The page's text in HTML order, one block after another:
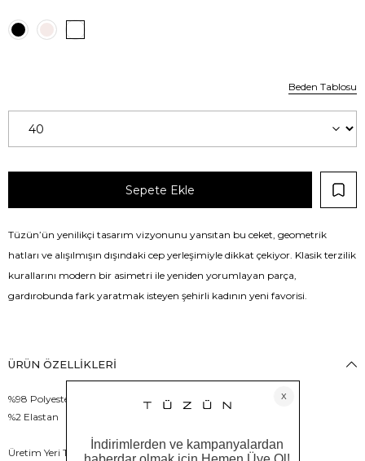
Beden Tablosu
Tüzün’ün yenilikçi tasarım vizyonunu yansıtan bu ceket, geometrik
hatları ve alışılmışın dışındaki cep yerleşimiyle dikkat çekiyor. Klasik terzilik
kurallarını modern bir asimetri ile yeniden yorumlayan parça,
gardırobunda fark yaratmak isteyen şehirli kadının yeni favorisi.
ÜRÜN ÖZELLIKLERI
%98 Polyester
%2 Elastan
Üretim Yeri Türkiye